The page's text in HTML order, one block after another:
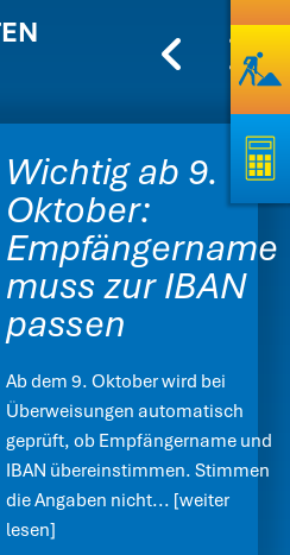
Wichtig ab 9.
Oktober:
Empfängername
muss zur IBAN
passen
Ab dem 9. Oktober wird bei
Überweisungen automatisch
geprüft, ob Empfängername und
IBAN übereinstimmen. Stimmen
die Angaben nicht... [weiter
lesen]